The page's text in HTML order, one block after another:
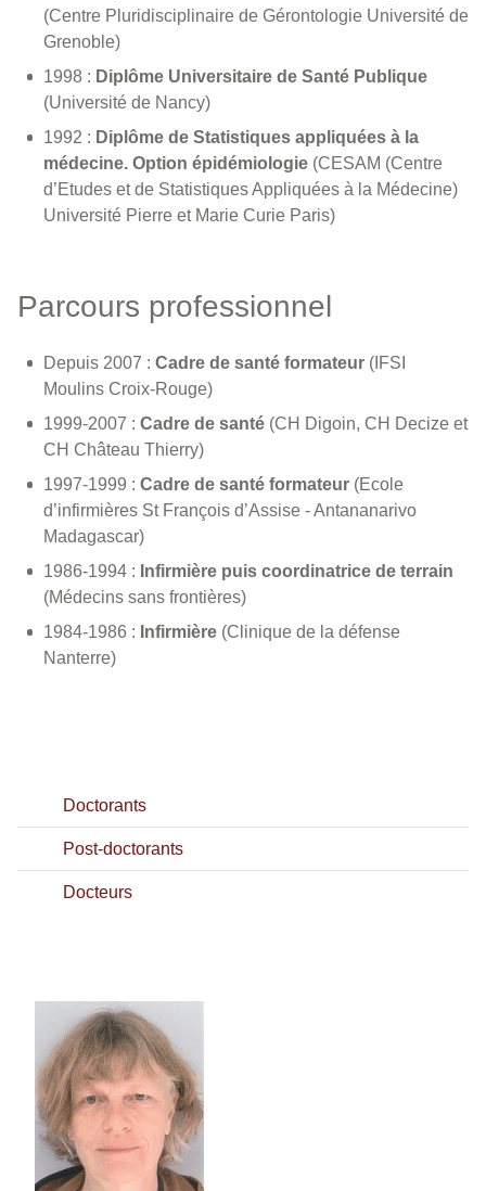
(Centre Pluridisciplinaire de Gérontologie Université de
Grenoble)
1998 : Diplôme Universitaire de Santé Publique
(Université de Nancy)
1992 : Diplôme de Statistiques appliquées à la
médecine. Option épidémiologie (CESAM (Centre
d’Etudes et de Statistiques Appliquées à la Médecine)
Université Pierre et Marie Curie Paris)
Parcours professionnel
Depuis 2007 : Cadre de santé formateur (IFSI
Moulins Croix-Rouge)
1999-2007 : Cadre de santé (CH Digoin, CH Decize et
CH Château Thierry)
1997-1999 : Cadre de santé formateur (Ecole
d’infirmières St François d’Assise - Antananarivo
Madagascar)
1986-1994 : Infirmière puis coordinatrice de terrain
(Médecins sans frontières)
1984-1986 : Infirmière (Clinique de la défense
Nanterre)
Doctorants
Post-doctorants
Docteurs